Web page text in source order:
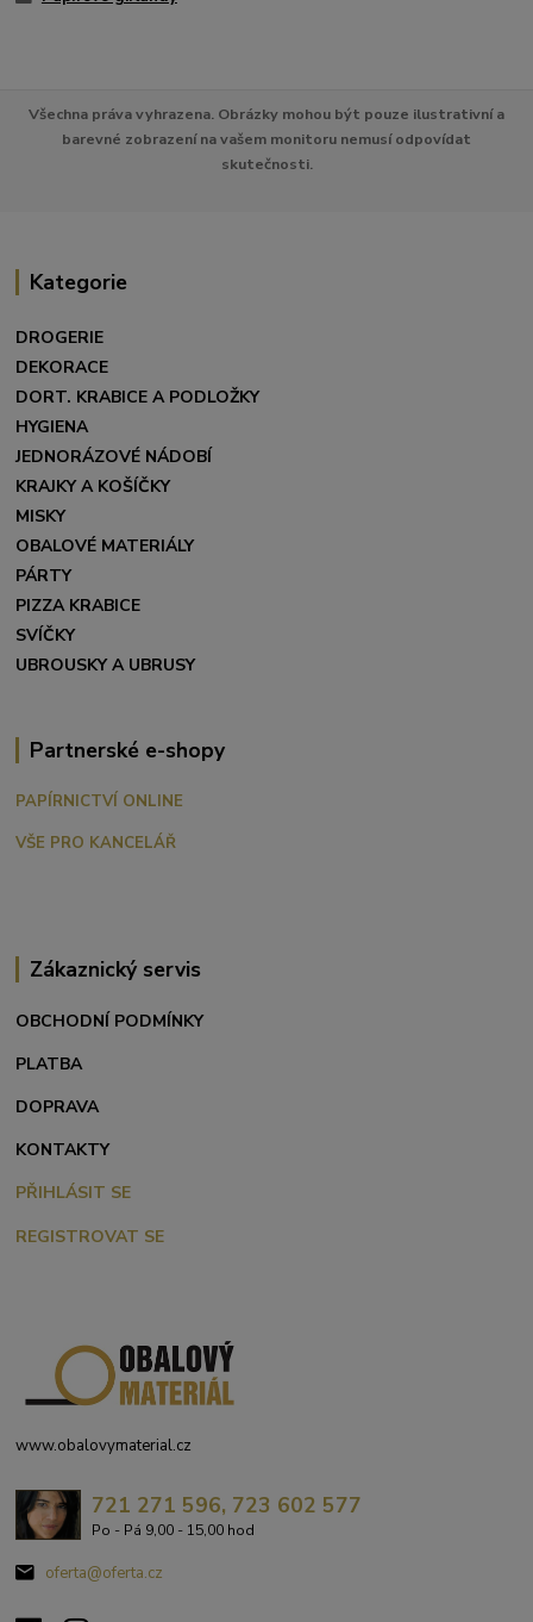
Všechna práva vyhrazena. Obrázky mohou být pouze ilustrativní a
barevné zobrazení na vašem monitoru nemusí odpovídat
skutečnosti.
Kategorie
DROGERIE
DEKORACE
DORT. KRABICE A PODLOŽKY
HYGIENA
JEDNORÁZOVÉ NÁDOBÍ
KRAJKY A KOŠÍČKY
MISKY
OBALOVÉ MATERIÁLY
PÁRTY
PIZZA KRABICE
SVÍČKY
UBROUSKY A UBRUSY
Partnerské e-shopy
PAPÍRNICTVÍ ONLINE
VŠE PRO KANCELÁŘ
Zákaznický servis
OBCHODNÍ PODMÍNKY
PLATBA
DOPRAVA
KONTAKTY
PŘIHLÁSIT SE
REGISTROVAT SE
www.obalovymaterial.cz
721 271 596, 723 602 577
Po - Pá 9,00 - 15,00 hod
oferta@oferta.cz